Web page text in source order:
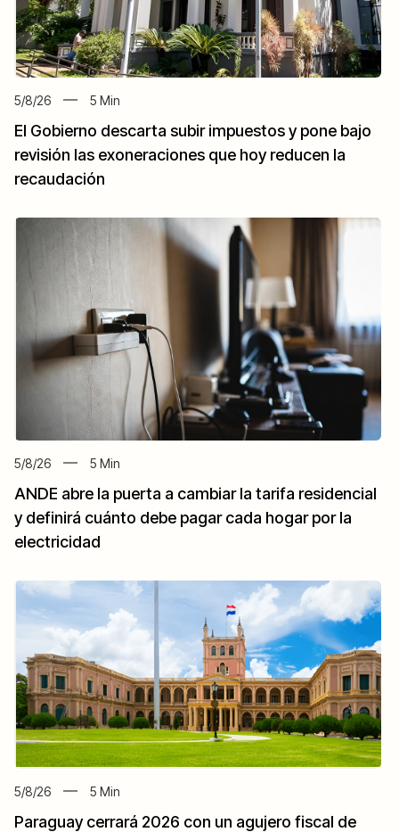
5/8/26 5 Min
El Gobierno descarta subir impuestos y pone bajo
revisión las exoneraciones que hoy reducen la
recaudación
5/8/26 5 Min
ANDE abre la puerta a cambiar la tarifa residencial
y definirá cuánto debe pagar cada hogar por la
electricidad
5/8/26 5 Min
Paraguay cerrará 2026 con un agujero fiscal de